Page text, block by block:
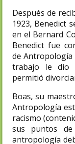
Después de
1923, Benedict
en el Bernard
Benedict fue
de Antropología
trabajo le dio
permitió
Boas, su
Antropología
racismo
sus puntos
antropología